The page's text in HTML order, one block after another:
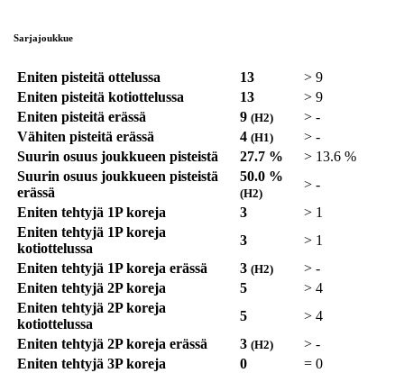
Sarjajoukkue
Eniten pisteitä ottelussa 13 > 9
Eniten pisteitä kotiottelussa
13 > 9
Eniten pisteitä erässä
9 (H2) > -
Vähiten pisteitä erässä
4 (H1) > -
Suurin osuus joukkueen pisteistä
27.7 % > 13.6 %
Suurin osuus joukkueen pisteistä
erässä
50.0 %
(H2)
> -
Eniten tehtyjä 1P koreja
3 > 1
Eniten tehtyjä 1P koreja
kotiottelussa
3 > 1
Eniten tehtyjä 1P koreja erässä
3 (H2) > -
Eniten tehtyjä 2P koreja
5 > 4
Eniten tehtyjä 2P koreja
kotiottelussa
5 > 4
Eniten tehtyjä 2P koreja erässä
3 (H2) > -
Eniten tehtyjä 3P koreja
0 = 0